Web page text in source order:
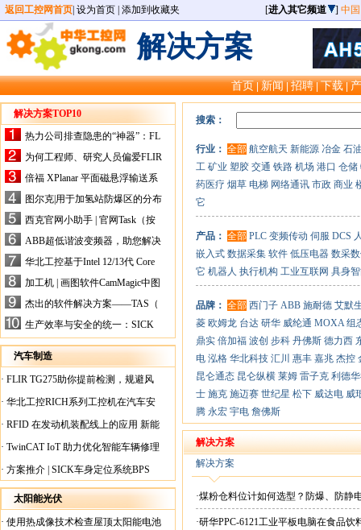
返回工控网首页 设为首页 添加到收藏夹 [进入其它频道 ] 中
解决方案
首页|新闻|招聘|下载|
解决方案TOP10
热力公司排查隐患的“神器”：FL
IR手持式热像仪，高效精准！
为何工程师、研究人员偏爱FLIR
X-HS系列热像仪？精准高效是
关键
倍福 XPlanar 平面磁悬浮输送系
统的创新应用
图尔克|用于加氢站防爆区的分布
式I/O解决方案
西克官网小助手 | 官网Task（按
任务选型）更新预告
ABB超低谐波变频器，助您解决
电气设备运行难题！
华北工控基于Intel 12/13代 Core
的ATX-6159嵌入式主板，推进
机器人市场
加工机 | 画图软件CamMagic中图
层整合的问题
杰出的软件解决方案——TAS（
Turck Automation Suite）
生产效率与安全的统一：SICK
关于机器人技术传感器解决方案
的采访
汽车制造
· FLIR TG275助你提前检测，规避风
险！
· 华北工控RICH系列工控机在汽车安
全检测行业中的应用
· RFID 在发动机装配线上的应用 新能
源汽车爆炸频发？
· TwinCAT IoT 助力优化智能车辆修理
· 方案推介 | SICK车身定位系统BPS
太阳能光伏
· 使用热成像技术检查屋顶太阳能电池
搜索：
行业： 全部 航空航天 新能源 冶金 石
工 矿业 塑胶 交通 铁路 机场 港口 仓储
药医疗 烟草 电梯 网络通讯 市政 商业
它
产品： 全部 PLC 变频传动 伺服 DCS
嵌入式 数据采集 软件 低压电器 数采
它 机器人 执行机构 工业互联网 具身
品牌： 全部 西门子 ABB 施耐德 艾默
菱 欧姆龙 台达 研华 威纶通 MOXA 组
鼎实 倍加福 波创 步科 丹佛斯 德力西
电 泓格 华北科技 汇川 惠丰 嘉兆 杰控
昆仑通态 昆仑纵横 莱姆 雷子克 利德
士 施克 施迈赛 世纪星 松下 威达电 威
腾 永宏 宇电 詹佛斯
解决方案
解决方案
·煤粉仓料位计如何选型？防爆、防静
·研华PPC-6121工业平板电脑在食品